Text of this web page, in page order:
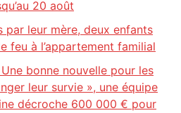
20 août
par leur mère, deux enfants
feu à l’appartement familial
bonne nouvelle pour les
leur survie », une équipe
décroche 600 000 € pour